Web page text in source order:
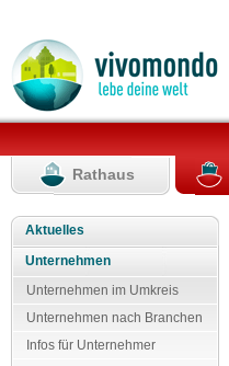
Rathaus
Aktuelles
Unternehmen
Unternehmen im Umkreis
Unternehmen nach Branchen
Infos für Unternehmer